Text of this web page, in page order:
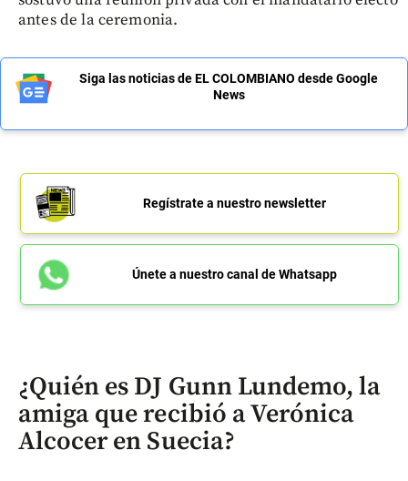
antes de la ceremonia.
Siga las noticias de EL COLOMBIANO desde Google
News
Regístrate a nuestro newsletter
Únete a nuestro canal de Whatsapp
¿Quién es DJ Gunn Lundemo, la
amiga que recibió a Verónica
Alcocer en Suecia?